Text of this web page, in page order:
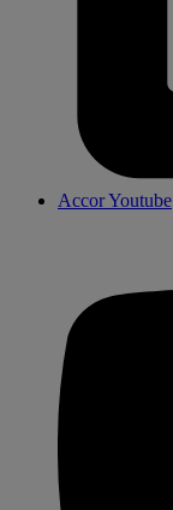
Accor Youtube